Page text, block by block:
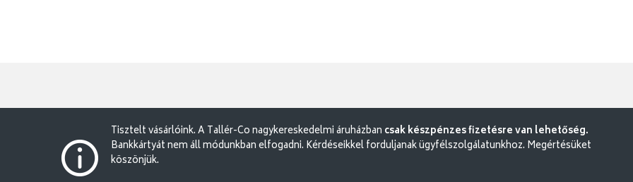
Tisztelt vásárlóink. A Tallér-Co nagykereskedelmi áruházban csak készpénzes fizetésre van lehetőség.
Bankkártyát nem áll módunkban elfogadni. Kérdéseikkel forduljanak ügyfélszolgálatunkhoz. Megértésüket
köszönjük.